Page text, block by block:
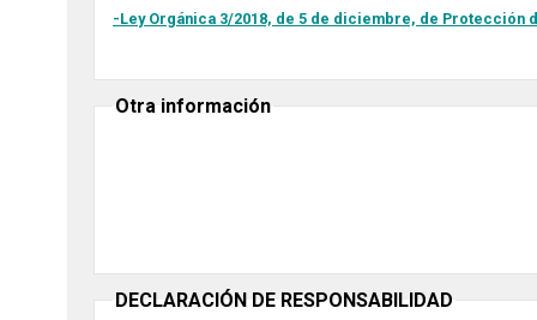
-Ley Orgánica 3/2018, de 5 de diciembre, de
Otra información
DECLARACIÓN DE RESPONSABILIDAD